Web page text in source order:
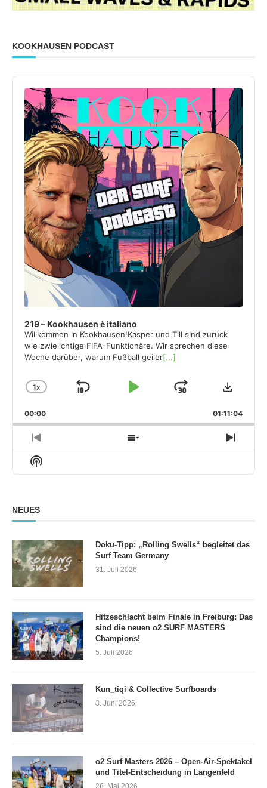
KOOKHAUSEN PODCAST
Audio
Player
219 – Kookhausen è italiano
Willkommen in Kookhausen!Kasper und Till sind zurück
wie zwielichtige FIFA-Funktionäre. Wir sprechen diese
Woche darüber, warum Fußball geiler[...]
CHANGE
RATE
1X
SKIP
PLAY JUMP
FORWARD
00:00 01:11:04
PREVIOUS
EPISODE
SHOW
EPISODES
NEXT
Show
Podcast
NEUES
Doku-Tipp: „Rolling Swells“ begleitet das
Surf Team Germany
31. Juli 2026
Hitzeschlacht beim Finale in Freiburg: Das
sind die neuen o2 SURF MASTERS
Champions!
5. Juli 2026
Kun_tiqi & Collective Surfboards
3. Juni 2026
o2 Surf Masters 2026 – Open-Air-Spektakel
und Titel-Entscheidung in Langenfeld
28. Mai 2026